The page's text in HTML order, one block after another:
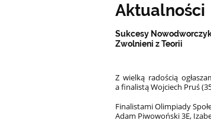
Strona
główna
Aktualności
Sukcesy
Zwolnieni z Teorii
Z wielką radością
a finalistą Wojciech Pruś
Finalistami Olimpiady
Adam Piwowoński 3E,